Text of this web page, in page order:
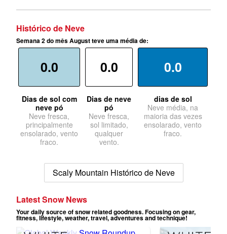
Histórico de Neve
Semana 2 do mês August teve uma média de:
0.0
Dias de sol com
neve pó
Neve fresca,
principalmente
ensolarado, vento
fraco.
0.0
Dias de neve
pó
Neve fresca,
sol limitado,
qualquer
vento.
0.0
dias de sol
Neve média, na
maioria das vezes
ensolarado, vento
fraco.
Scaly Mountain Histórico de Neve